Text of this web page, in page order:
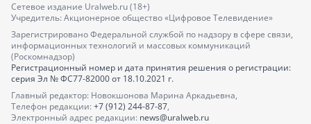
Сетевое издание Uralweb.ru (18+)
Учредитель: Акционерное общество «Цифровое Телевидение»
Зарегистрировано Федеральной службой по надзору в сфере связи,
информационных технологий и массовых коммуникаций
(Роскомнадзор)
Регистрационный номер и дата принятия решения о регистрации:
серия Эл № ФС77-82000от 18.10.2021 г.
Главный редактор: Новокшонова Марина Аркадьевна,
Телефон редакции: +7 (912) 244-87-87,
Электронный адрес редакции: news@uralweb.ru